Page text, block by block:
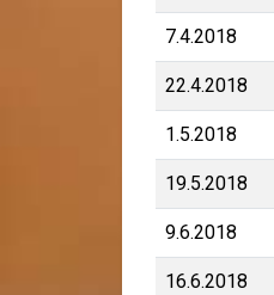
7.4.2018
22.4.2018
1.5.2018
19.5.2018
9.6.2018
16.6.2018